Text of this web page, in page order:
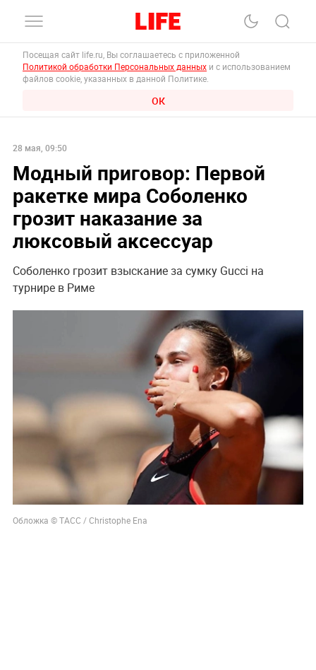
Посещая сайт life.ru, Вы соглашаетесь с приложенной
Политикой обработки Персональных данных и с использованием
файлов cookie, указанных в данной Политике.
ОК
28 мая, 09:50
Модный приговор: Первой
ракетке мира Cоболенко
грозит наказание за
люксовый аксессуар
Соболенко грозит взыскание за сумку Gucci на
турнире в Риме
Обложка © ТАСС / Christophe Ena